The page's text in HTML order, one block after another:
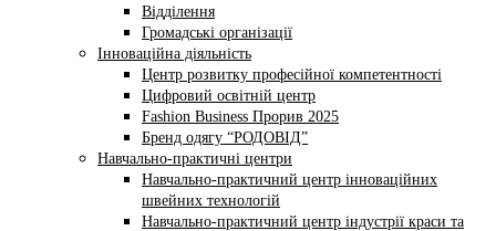
Відділення
Громадські організації
Інноваційна діяльність
Центр розвитку професійної компетентності
Цифровий освітній центр
Fashion Business Прорив 2025
Бренд одягу “РОДОВІД”
Навчально-практичні центри
Навчально-практичний центр інноваційних
швейних технологій
Навчально-практичний центр індустрії краси та